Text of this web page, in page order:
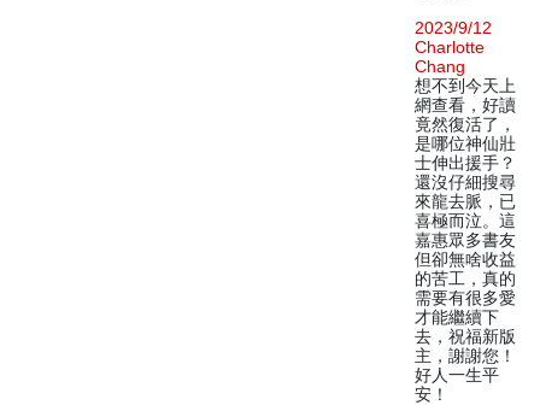
2023/9/12
Charlotte
Chang
想不到今天上
網查看，好讀
竟然復活了，
是哪位神仙壯
士伸出援手？
還沒仔細搜尋
來龍去脈，已
喜極而泣。這
嘉惠眾多書友
但卻無啥收益
的苦工，真的
需要有很多愛
才能繼續下
去，祝福新版
主，謝謝您！
好人一生平
安！